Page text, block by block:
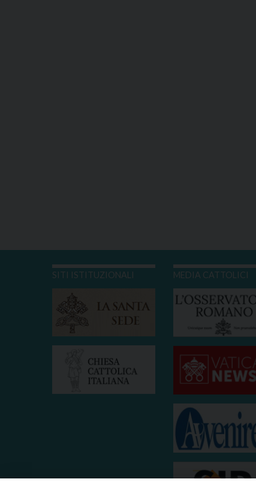
SITI ISTITUZIONALI MEDIA CATTOLICI